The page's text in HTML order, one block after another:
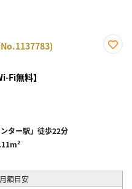
Fi無料】
ター駅」徒歩22分
月額目安